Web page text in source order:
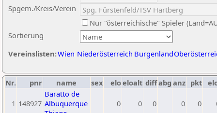
Sortierung
Spgem./Kreis/Verein
Nur "österreichische" Spieler
Vereinslisten:Wien Niederösterreich Burgenland
Nr. pnr name sex eloeloalt diffabg anz pkt
1 148927
Baratto de
Albuquerque
0 0 0 0 0